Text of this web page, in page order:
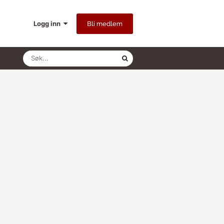
Logg inn Bli medlem